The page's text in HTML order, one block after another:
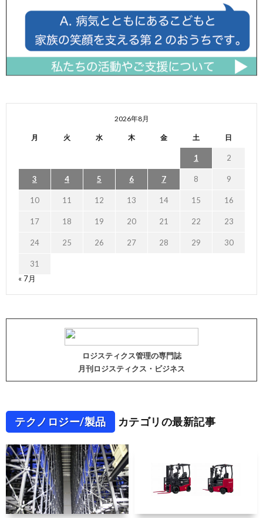
2026年8月
月 火 水 木 金 土 日
1 2
3 4 5 6 7 8 9
10 11 12 13 14 15 16
17 18 19 20 21 22 23
24 25 26 27 28 29 30
31
« 7月
ロジスティクス管理の専門誌
月刊ロジスティクス・ビジネス
テクノロジー/製品 カテゴリの最新記事